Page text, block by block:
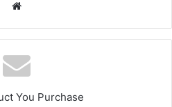
You Purchase